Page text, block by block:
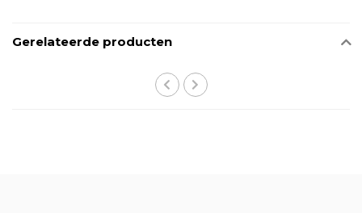
Gerelateerde producten